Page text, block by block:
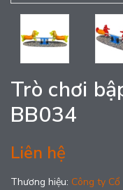
Trò chơi
BB034
Liên hệ
Thương hiệu: Công ty